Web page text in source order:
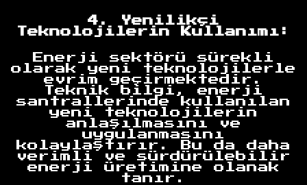
4. Yenilikçi
Teknolojilerin Kullanımı:
Enerji sektörü sürekli
olarak yeni teknolojilerle
evrim geçirmektedir.
Teknik bilgi, enerji
santrallerinde kullanılan
yeni teknolojilerin
anlaşılmasını ve
uygulanmasını
kolaylaştırır. Bu da daha
verimli ve sürdürülebilir
enerji üretimine olanak
tanır.